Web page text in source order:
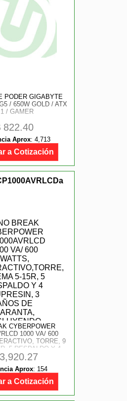
PODER GIGABYTE
/ 650W GOLD / ATX
/ GAMER
822.40
Aprox: 4,713
a Cotización
CYBERPOWER
1000 VA/ 600
TORRE, 9
5 RESPALDO Y 4
AÑOS DE GARANTA,
BATERA.
Aprox: 154
a Cotización